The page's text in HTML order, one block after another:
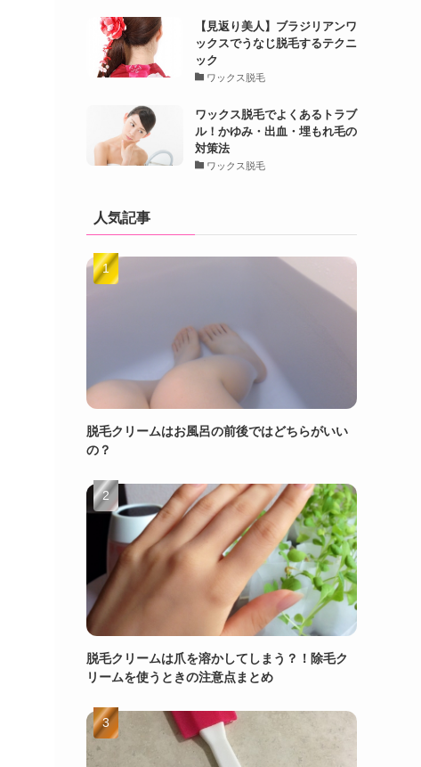
【見返り美人】ブラジリアンワ
ックスでうなじ脱毛するテクニ
ック
ワックス脱毛
ワックス脱毛でよくあるトラブ
ル！かゆみ・出血・埋もれ毛の
対策法
ワックス脱毛
人気記事
脱毛クリームはお風呂の前後ではどちらがいい
の？
脱毛クリームは爪を溶かしてしまう？！除毛ク
リームを使うときの注意点まとめ